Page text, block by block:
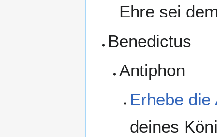
Ehre sei
Benedictus
Antiphon
Erhebe die
deines